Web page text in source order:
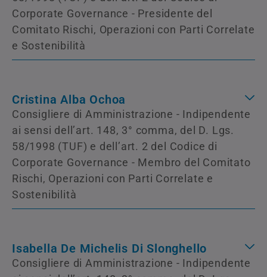
Corporate Governance - Presidente del
Comitato Rischi, Operazioni con Parti Correlate
e Sostenibilità
Cristina Alba Ochoa
Consigliere di Amministrazione - Indipendente
ai sensi dell’art. 148, 3° comma, del D. Lgs.
58/1998 (TUF) e dell’art. 2 del Codice di
Corporate Governance - Membro del Comitato
Rischi, Operazioni con Parti Correlate e
Sostenibilità
Isabella De Michelis Di Slonghello
Consigliere di Amministrazione - Indipendente